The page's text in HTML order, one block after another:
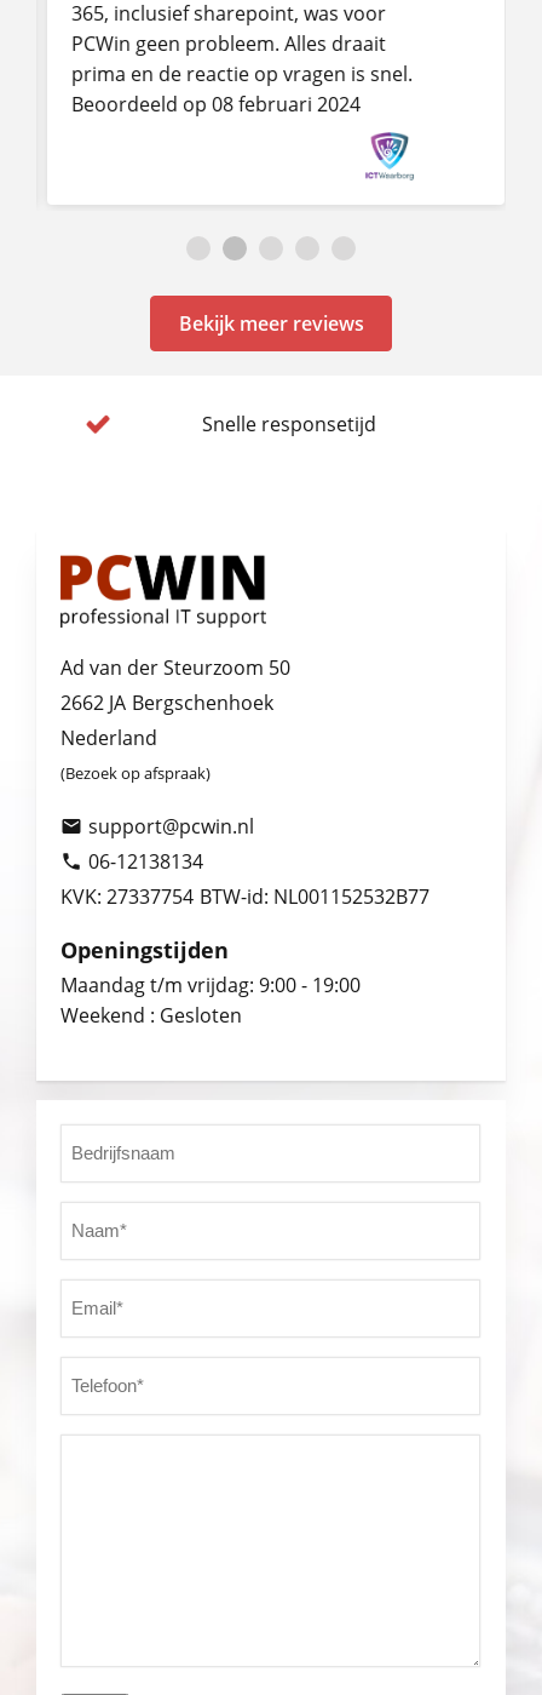
365, inclusief sharepoint, was voor
PCWin geen probleem. Alles draait
prima en de reactie op vragen is snel.
Beoordeeld op 08 februari 2024
Bekijk meer reviews
Snelle responsetijd
Ad van der Steurzoom 50
2662 JA Bergschenhoek
Nederland
(Bezoek op afspraak)
 support@pcwin.nl
 06-12138134
KVK: 27337754 BTW-id: NL001152532B77
Openingstijden
Maandag t/m vrijdag: 9:00 - 19:00
Weekend : Gesloten